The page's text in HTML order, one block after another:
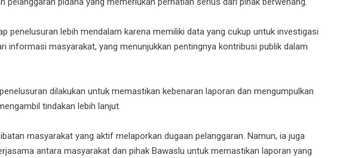
penelusuran lebih mendalam karena memiliki data yang cukup untuk investigasi
informasi masyarakat, yang menunjukkan pentingnya kontribusi publik dalam
dilakukan untuk memastikan kebenaran laporan dan mengumpulkan
tindakan lebih lanjut.
masyarakat yang aktif melaporkan dugaan pelanggaran. Namun, ia juga
antara masyarakat dan pihak Bawaslu untuk memastikan laporan yang